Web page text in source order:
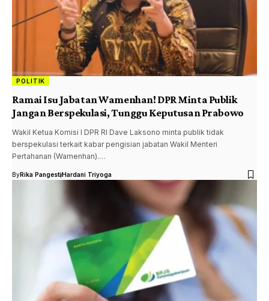
POLITIK
Ramai Isu Jabatan Wamenhan! DPR Minta Publik
Jangan Berspekulasi, Tunggu Keputusan Prabowo
Wakil Ketua Komisi I DPR RI Dave Laksono minta publik tidak
berspekulasi terkait kabar pengisian jabatan Wakil Menteri
Pertahanan (Wamenhan).…
ByRika PangestiHardani Triyoga